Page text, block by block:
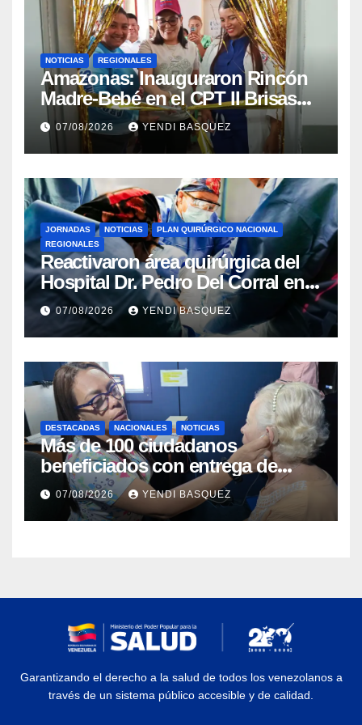
NOTICIAS REGIONALES
​Amazonas: Inauguraron Rincón
Madre-Bebé en el CPT II Brisas
del Aeropuerto ​Inauguraron
Rincón
07/08/2026 YENDI BASQUEZ
JORNADAS NOTICIAS
PLAN QUIRÚRGICO NACIONAL
REGIONALES
Reactivaron área quirúrgica del
Hospital Dr. Pedro Del Corral en
Guárico
07/08/2026 YENDI BASQUEZ
DESTACADAS NACIONALES NOTICIAS
Más de 100 ciudadanos
beneficiados con entrega de
prótesis auditivas en el Centro de
Rehabilitación J.J. Arvelo
07/08/2026 YENDI BASQUEZ
Garantizando el derecho a la salud de todos los venezolanos a
través de un sistema público accesible y de calidad.